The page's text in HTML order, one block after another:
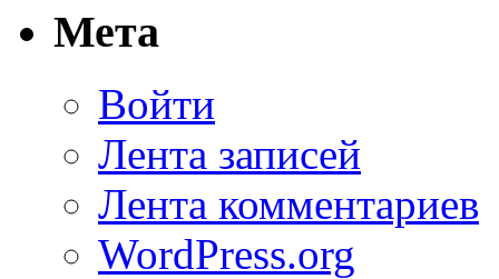
Мета
Войти
Лента записей
Лента комментариев
WordPress.org